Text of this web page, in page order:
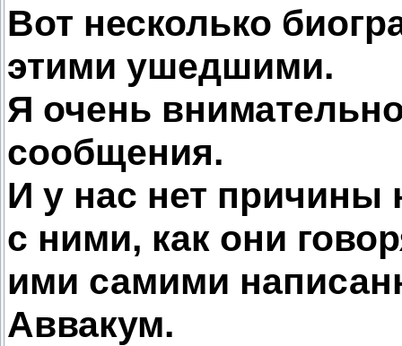
Вот несколько
этими ушедшими.
Я очень
сообщения.
И у нас нет причины
с ними, как они
ими самими
Аввакум.